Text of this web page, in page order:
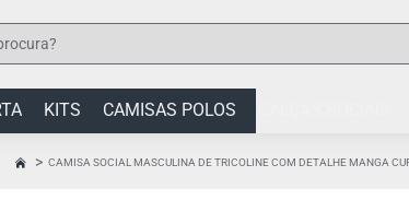
KITS CAMISAS POLOS
CAMISA SOCIAL MASCULINA DE TRICOLINE COM DETALHE MANGA